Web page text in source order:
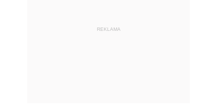
REKLAMA